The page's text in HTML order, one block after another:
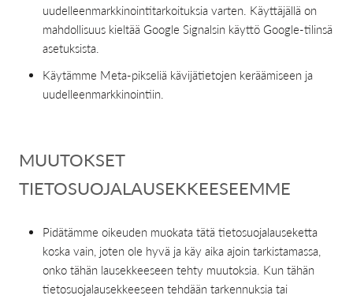
uudelleenmarkkinointitarkoituksia varten. Käyttäjällä on
mahdollisuus kieltää Google Signalsin käyttö Google-tilinsä
asetuksista.
Käytämme Meta-pikseliä kävijätietojen keräämiseen ja
uudelleenmarkkinointiin.
MUUTOKSET
TIETOSUOJALAUSEKKEESEEMME
Pidätämme oikeuden muokata tätä tietosuojalauseketta
koska vain, joten ole hyvä ja käy aika ajoin tarkistamassa,
onko tähän lausekkeeseen tehty muutoksia. Kun tähän
tietosuojalausekkeeseen tehdään tarkennuksia tai